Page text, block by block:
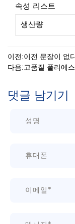
속성 리스트
생산량
이전:이전 문장이 없
다음:고품질 폴리에
댓글 남기기